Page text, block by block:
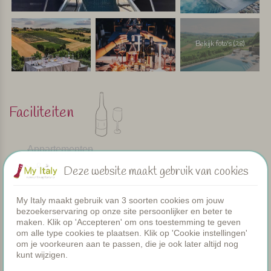
Bekijk foto's (28)
Faciliteiten
Appartementen
Zwembad
Restaurant
Peuterbadje
Gezamenlijke diners
WIFI
Verwarmd zwembad
Ontbijt
Deze website maakt gebruik van cookies
My Italy maakt gebruik van 3 soorten cookies om jouw
bezoekerservaring op onze site persoonlijker en beter te
maken. Klik op 'Accepteren' om ons toestemming te geven
om alle type cookies te plaatsen. Klik op 'Cookie instellingen'
om je voorkeuren aan te passen, die je ook later altijd nog
kunt wijzigen.